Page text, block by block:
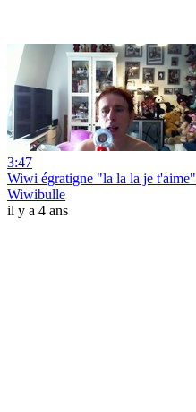
3:47
Wiwi égratigne "la la la je t'aime"
Wiwibulle
il y a 4 ans